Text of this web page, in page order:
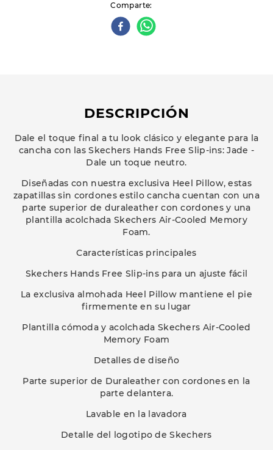
Comparte
DESCRIPCIÓN
Dale el toque final a tu look clásico y elegante para la
cancha con las Skechers Hands Free Slip-ins: Jade -
Dale un toque neutro.
Diseñadas con nuestra exclusiva Heel Pillow, estas
zapatillas sin cordones estilo cancha cuentan con una
parte superior de duraleather con cordones y una
plantilla acolchada Skechers Air-Cooled Memory
Foam.
Características principales
Skechers Hands Free Slip-ins para un ajuste fácil
La exclusiva almohada Heel Pillow mantiene el pie
firmemente en su lugar
Plantilla cómoda y acolchada Skechers Air-Cooled
Memory Foam
Detalles de diseño
Parte superior de Duraleather con cordones en la
parte delantera.
Lavable en la lavadora
Detalle del logotipo de Skechers